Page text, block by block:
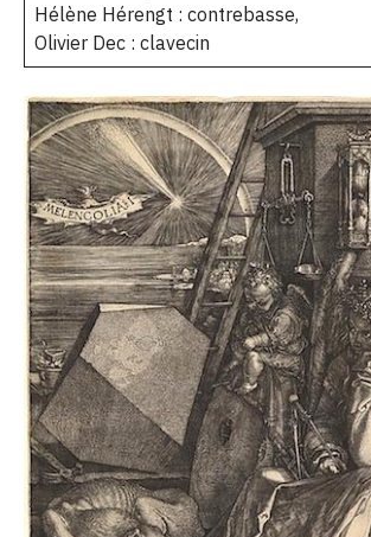
Hélène Hérengt : contrebasse,
Olivier Dec : clavecin